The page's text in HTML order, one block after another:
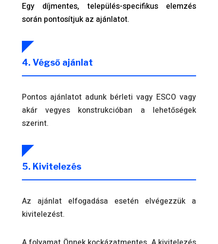
Egy díjmentes, település-specifikus elemzés
során pontosítjuk az ajánlatot.
4. Végső ajánlat
Pontos ajánlatot adunk bérleti vagy ESCO vagy
akár vegyes konstrukcióban a lehetőségek
szerint.
5. Kivitelezés
Az ajánlat elfogadása esetén elvégezzük a
kivitelezést.